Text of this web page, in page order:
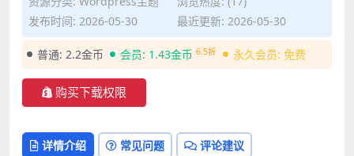
发布时间: 2026-05-30
最近更新: 2026-05-30
普通: 2.2金币 会员: 1.43金币 6.5折 永久会员: 免费
购买下载权限
详情介绍 常见问题 评论建议